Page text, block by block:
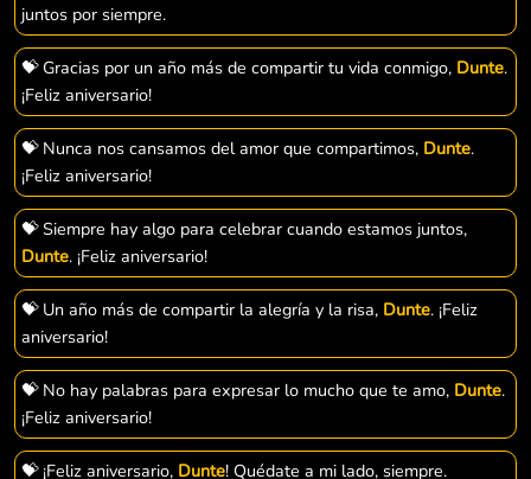
juntos por siempre.
💝 Gracias por un año más de compartir tu vida conmigo, Dunte.
¡Feliz aniversario!
💝 Nunca nos cansamos del amor que compartimos, Dunte.
¡Feliz aniversario!
💝 Siempre hay algo para celebrar cuando estamos juntos,
Dunte. ¡Feliz aniversario!
💝 Un año más de compartir la alegría y la risa, Dunte. ¡Feliz
aniversario!
💝 No hay palabras para expresar lo mucho que te amo, Dunte.
¡Feliz aniversario!
💝 ¡Feliz aniversario, Dunte! Quédate a mi lado, siempre.